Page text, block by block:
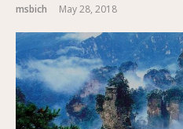
msbich May 28, 2018